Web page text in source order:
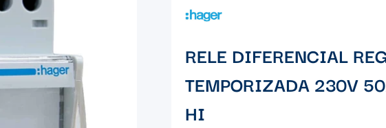
RELE DIFERENCIAL
TEMPORIZADA 230V
HI